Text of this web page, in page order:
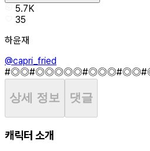
5.7K
35
하윤재
@capri_fried
#◎◎#◎◎◎◎◎#◎◎◎#◎◎
상세 정보 댓글
캐릭터 소개